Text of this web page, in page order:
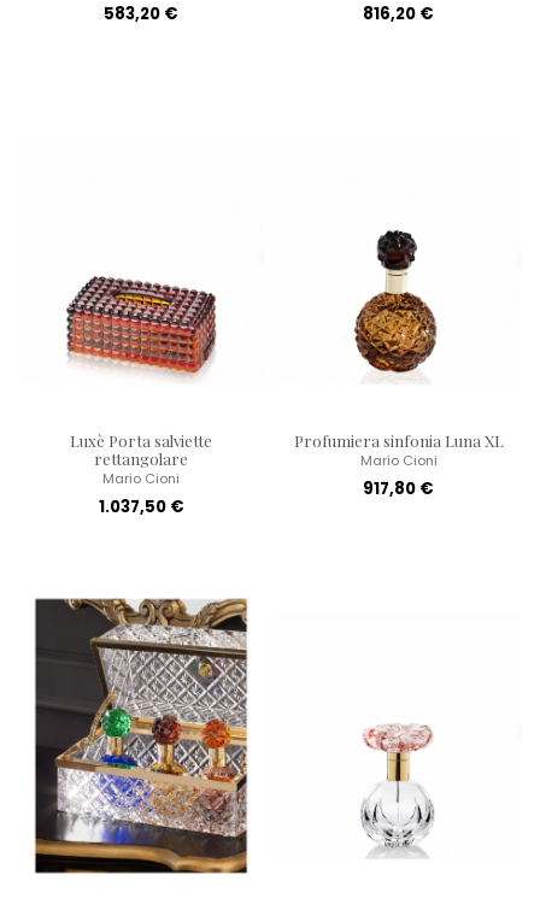
583,20 € 816,20 €
Luxè Porta salviette
rettangolare
Mario Cioni
1.037,50 €
Profumiera sinfonia Luna XL
Mario Cioni
917,80 €